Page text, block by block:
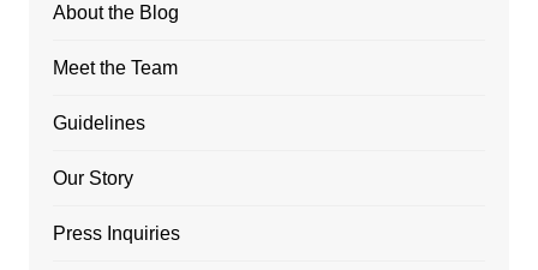
About the Blog
Meet the Team
Guidelines
Our Story
Press Inquiries